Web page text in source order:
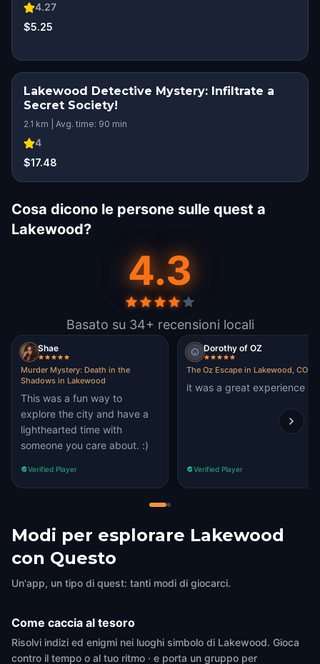
4.27
$5.25
Lakewood Detective Mystery: Infiltrate a
Secret Society!
2.1 km | Avg. time: 90 min
4
$17.48
Cosa dicono le persone sulle quest a
Lakewood?
4.3
Basato su 34+ recensioni locali
Shae
Murder Mystery: Death in the
Shadows in Lakewood
This was a fun way to
explore the city and have a
lighthearted time with
someone you care about. :)
Verified Player
Dorothy of OZ
The Oz Escape in Lakewood, CO
it was a great experience
Verified Player
Modi per esplorare Lakewood
con Questo
Un'app, un tipo di quest: tanti modi di giocarci.
Come caccia al tesoro
Risolvi indizi ed enigmi nei luoghi simbolo di Lakewood. Gioca
contro il tempo o al tuo ritmo · e porta un gruppo per